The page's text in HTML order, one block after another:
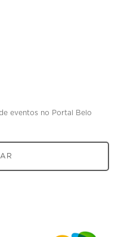
eventos no Portal Belo